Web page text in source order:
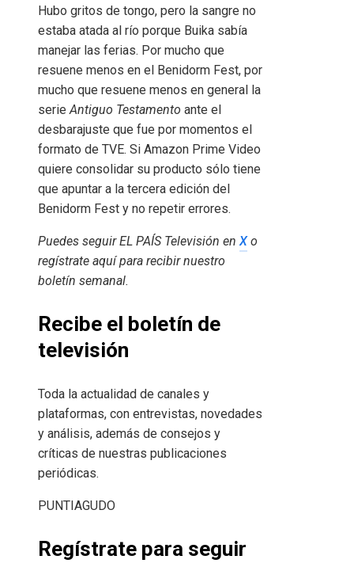
Hubo gritos de tongo, pero la sangre no
estaba atada al río porque Buika sabía
manejar las ferias. Por mucho que
resuene menos en el Benidorm Fest, por
mucho que resuene menos en general la
serie Antiguo Testamento ante el
desbarajuste que fue por momentos el
formato de TVE. Si Amazon Prime Video
quiere consolidar su producto sólo tiene
que apuntar a la tercera edición del
Benidorm Fest y no repetir errores.
Puedes seguir EL PAÍS Televisión enXo
regístrate aquí para recibirnuestro
boletín semanal.
Recibe el boletín de
televisión
Toda la actualidad de canales y
plataformas, con entrevistas, novedades
y análisis, además de consejos y
críticas de nuestras publicaciones
periódicas.
PUNTIAGUDO
Regístrate para seguir